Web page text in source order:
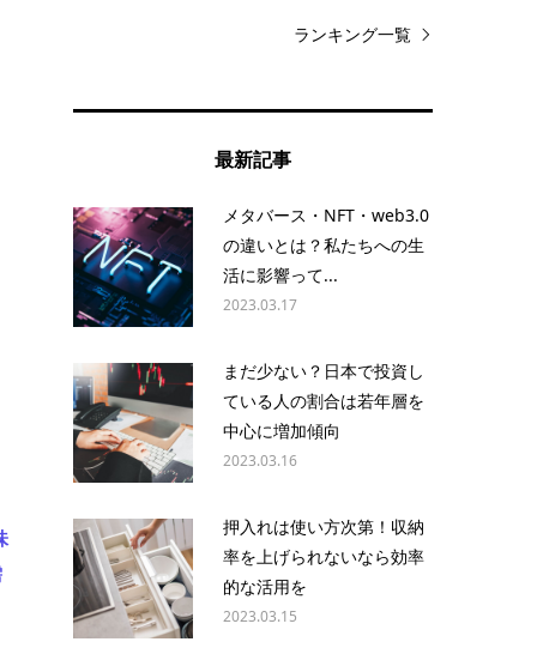
ランキング一覧
最新記事
メタバース・NFT・web3.0
の違いとは？私たちへの生
活に影響って...
2023.03.17
まだ少ない？日本で投資し
ている人の割合は若年層を
中心に増加傾向
2023.03.16
押入れは使い方次第！収納
率を上げられないなら効率
的な活用を
2023.03.15